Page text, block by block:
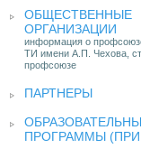
ОБЩЕСТВЕННЫЕ
ОРГАНИЗАЦИИ
информация о
ТИ имени А.П. Чехова,
профсоюзе
ПАРТНЕРЫ
ПРОГРАММЫ